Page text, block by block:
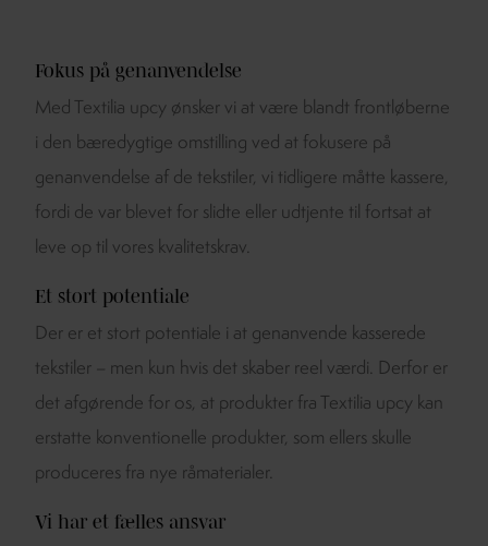
Fokus på genanvendelse
Med Textilia upcy ønsker vi at være blandt frontløberne
i den bæredygtige omstilling ved at fokusere på
genanvendelse af de tekstiler, vi tidligere måtte kassere,
fordi de var blevet for slidte eller udtjente til fortsat at
leve op til vores kvalitetskrav.
Et stort potentiale
Der er et stort potentiale i at genanvende kasserede
tekstiler – men kun hvis det skaber reel værdi. Derfor er
det afgørende for os, at produkter fra Textilia upcy kan
erstatte konventionelle produkter, som ellers skulle
produceres fra nye råmaterialer.
Vi har et fælles ansvar